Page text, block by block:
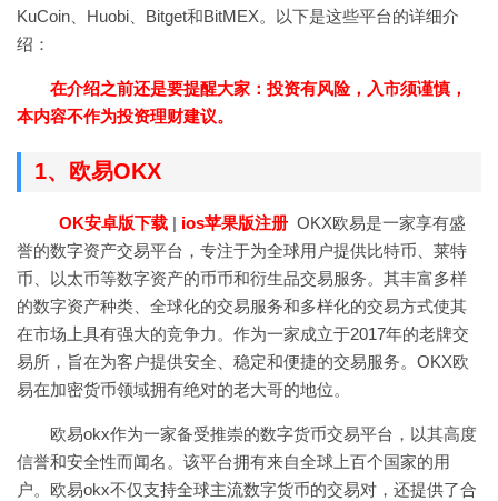
KuCoin、Huobi、Bitget和BitMEX。以下是这些平台的详细介
绍：
在介绍之前还是要提醒大家：投资有风险，入市须谨慎，
本内容不作为投资理财建议。
1、欧易OKX
OK安卓版下载 | ios苹果版注册 OKX欧易是一家享有盛
誉的数字资产交易平台，专注于为全球用户提供比特币、莱特
币、以太币等数字资产的币币和衍生品交易服务。其丰富多样
的数字资产种类、全球化的交易服务和多样化的交易方式使其
在市场上具有强大的竞争力。作为一家成立于2017年的老牌交
易所，旨在为客户提供安全、稳定和便捷的交易服务。OKX欧
易在加密货币领域拥有绝对的老大哥的地位。
欧易okx作为一家备受推崇的数字货币交易平台，以其高度
信誉和安全性而闻名。该平台拥有来自全球上百个国家的用
户。欧易okx不仅支持全球主流数字货币的交易对，还提供了合